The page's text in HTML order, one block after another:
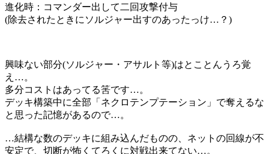
進化時：コマンダー出して二回攻撃付与
(除去されたときにソルジャー出すのあったっけ…？)
興味ない部分(ソルジャー・アサルト等)はとことんうろ覚
え…。
多分コストはあってる筈です…。
デッキ構築中に全部「ネクロテンプテーション」で奪えるな
と思った記憶があるので…。
…結構な数のデッキに組み込んだものの、ネットの回線が不
安定で、切断が怖くてろくに対戦出来てない…。